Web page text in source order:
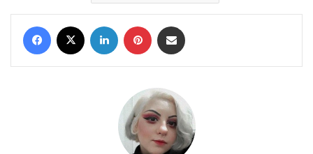
Facebook Linkedin Pinterest